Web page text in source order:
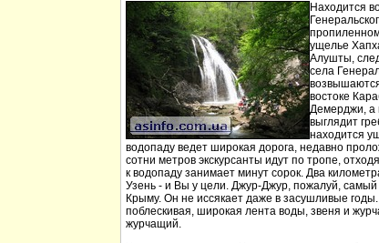
Находится
ущелье
Алушты,
села
востоке
Демерджи, а
выглядит
находится
водопаду ведет широкая дорога, недавно
сотни метров экскурсанты идут по тропе,
к водопаду занимает минут сорок. Два
Узень - и Вы у цели. Джур-Джур, пожалуй,
Крыму. Он не иссякает даже в засушливые
поблескивая, широкая лента воды, звеня и
журчащий.